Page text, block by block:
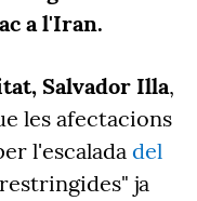
a l'Iran.
Salvador Illa,
les afectacions
l'escalada del
ja